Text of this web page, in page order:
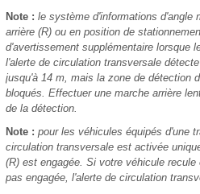
Note : le système d'informations d'angle
arrière (R) ou en position de
d'avertissement supplémentaire lorsque
l'alerte de circulation transversale
jusqu'à 14 m, mais la zone de détection
bloqués. Effectuer une marche arrière
de la détection.
Note : pour les véhicules équipés d'une
circulation transversale est activée
(R) est engagée. Si votre véhicule
pas engagée, l'alerte de circulation